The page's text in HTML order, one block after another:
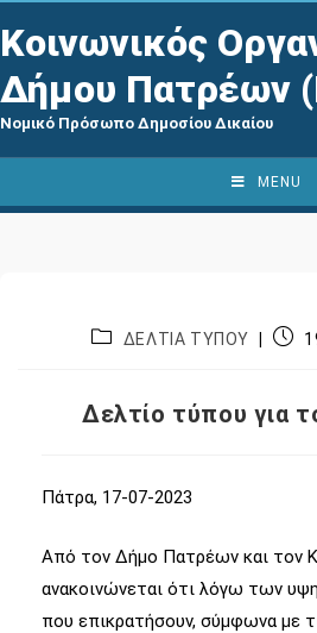
Κοινωνικός
Δήμου Πατρέων
Νομικό Πρόσωπο Δημοσίου Δικαίου
MENU
ΔΕΛΤΙΑ ΤΥΠΟΥ
Δελτίο τύπου για
Πάτρα, 17-07-2023
Από τον Δήμο Πατρέων και τον
ανακοινώνεται ότι λόγω των
που επικρατήσουν, σύμφωνα με